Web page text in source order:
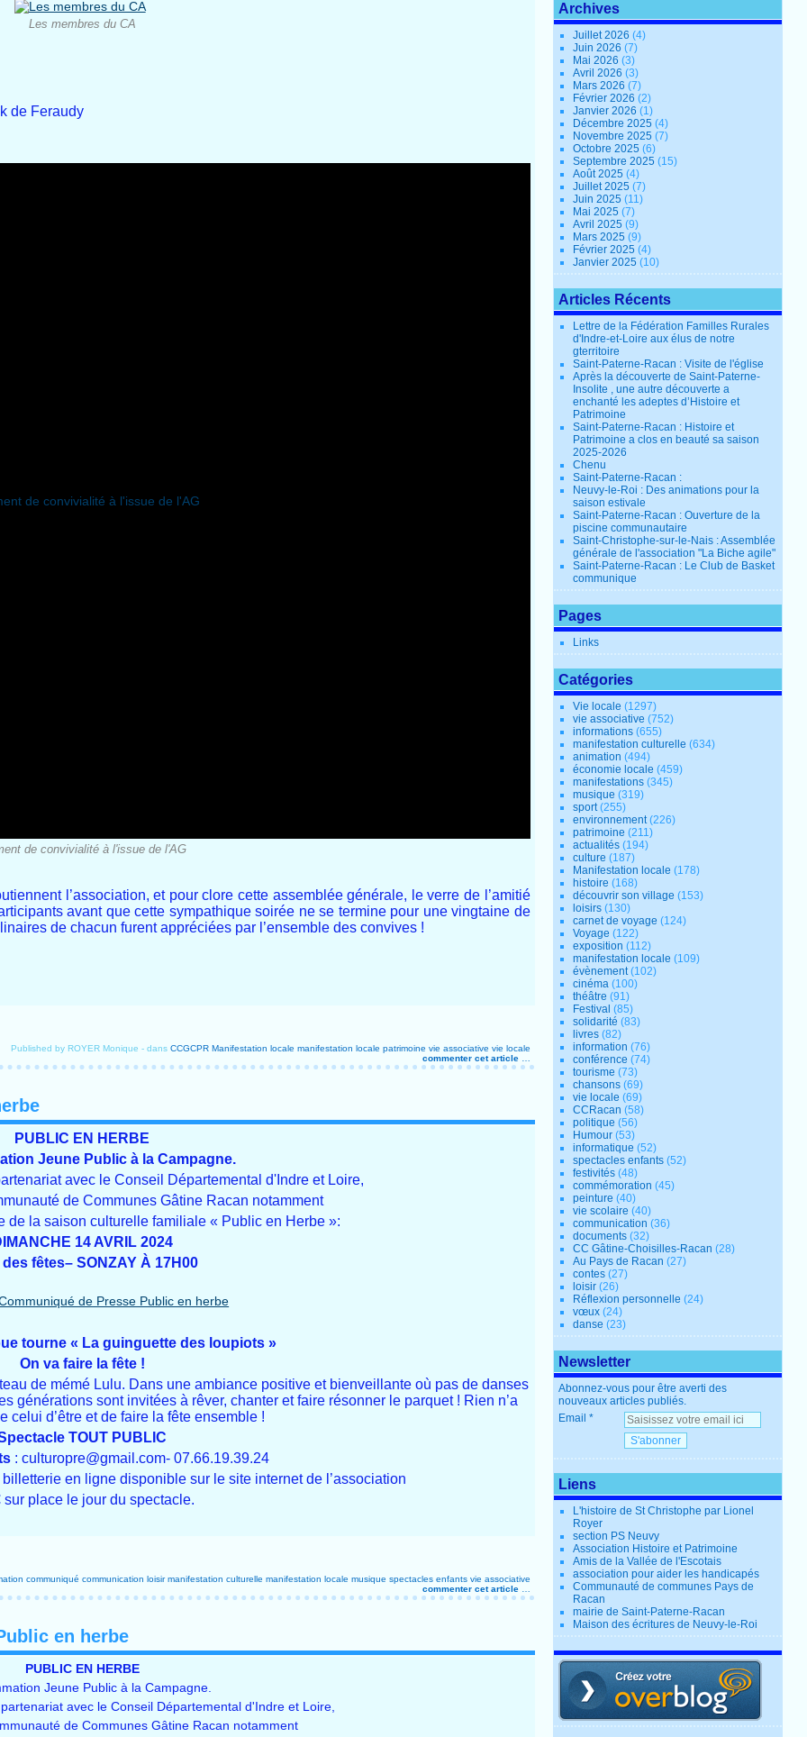
Les membres du CA
de Feraudy
de convivialité à l'issue de l'AG
l’association, et pour clore cette assemblée générale, le verre de l’amitié
avant que cette sympathique soirée ne se termine pour une vingtaine de
de chacun furent appréciées par l’ensemble des convives !
Published by ROYER Monique -dans CCGCPR Manifestation locale manifestation locale patrimoine vie associative vie locale
commenter cet article
PUBLIC EN HERBE
Jeune Public à la Campagne.
avec le Conseil Départemental d'Indre et Loire,
de Communes Gâtine Racan notamment
de la saison culturelle familiale « Public en Herbe »:
14 AVRIL 2024
fêtes– SONZAY À 17H00
tourne « La guinguette des loupiots »
On va faire la fête !
de mémé Lulu. Dans une ambiance positive et bienveillante où pas de danses
générations sont invitées à rêver, chanter et faire résonner le parquet ! Rien n’a
celui d’être et de faire la fête ensemble !
TOUT PUBLIC
: culturopre@gmail.com- 07.66.19.39.24
en ligne disponible sur le site internet de l’association
sur place le jour du spectacle.
communiqué communication loisir manifestation culturelle manifestation locale musique spectacles enfants vie associative
commenter cet article
en herbe
PUBLIC EN HERBE
Jeune Public à la Campagne.
partenariat avec le Conseil Départemental d'Indre et Loire,
de Communes Gâtine Racan notamment
Archives
Juillet 2026(4)
Juin 2026(7)
Mai 2026(3)
Avril 2026(3)
Mars 2026(7)
Février 2026(2)
Janvier 2026(1)
Décembre 2025(4)
Novembre 2025(7)
Octobre 2025(6)
Septembre 2025(15)
Août 2025(4)
Juillet 2025(7)
Juin 2025(11)
Mai 2025(7)
Avril 2025(9)
Mars 2025(9)
Février 2025(4)
Janvier 2025(10)
Articles Récents
Lettre de la Fédération Familles Rurales
d'Indre-et-Loire aux élus de notre
gterritoire
Saint-Paterne-Racan : Visite de l'église
Après la découverte de Saint-Paterne-
Insolite , une autre découverte a
enchanté les adeptes d’Histoire et
Patrimoine
Saint-Paterne-Racan : Histoire et
Patrimoine a clos en beauté sa saison
2025-2026
Chenu
Saint-Paterne-Racan :
Neuvy-le-Roi : Des animations pour la
saison estivale
Saint-Paterne-Racan : Ouverture de la
piscine communautaire
Saint-Christophe-sur-le-Nais : Assemblée
générale de l'association "La Biche agile"
Saint-Paterne-Racan : Le Club de Basket
communique
Pages
Links
Catégories
Vie locale (1297)
vie associative (752)
informations (655)
manifestation culturelle (634)
animation (494)
économie locale (459)
manifestations (345)
musique (319)
sport(255)
environnement(226)
patrimoine (211)
actualités (194)
culture (187)
Manifestation locale (178)
histoire (168)
découvrir son village (153)
loisirs (130)
carnet de voyage (124)
Voyage (122)
exposition (112)
manifestation locale (109)
évènement(102)
cinéma (100)
théâtre (91)
Festival (85)
solidarité (83)
livres (82)
information (76)
conférence (74)
tourisme (73)
chansons (69)
vie locale (69)
CCRacan (58)
politique (56)
Humour (53)
informatique (52)
spectacles enfants (52)
festivités (48)
commémoration (45)
peinture (40)
vie scolaire (40)
communication (36)
documents (32)
CC Gâtine-Choisilles-Racan (28)
Au Pays de Racan (27)
contes (27)
loisir (26)
Réflexion personnelle (24)
vœux (24)
danse (23)
Newsletter
Abonnez-vous pour être averti des
nouveaux articles publiés.
Email
Liens
L'histoire de St Christophe par Lionel
Royer
section PS Neuvy
Association Histoire et Patrimoine
Amis de la Vallée de l'Escotais
association pour aider les handicapés
Communauté de communes Pays de
Racan
mairie de Saint-Paterne-Racan
Maison des écritures de Neuvy-le-Roi